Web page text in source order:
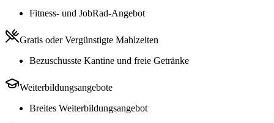
Fitness- und JobRad-Angebot
Gratis oder Vergünstigte Mahlzeiten
Bezuschusste Kantine und freie Getränke
Weiterbildungsangebote
Breites Weiterbildungsangebot